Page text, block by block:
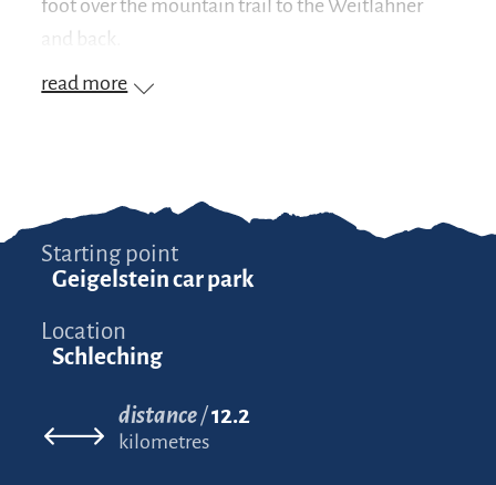
foot over the mountain trail to the Weitlahner
and back.
read more
Starting point
Geigelstein car park
Location
Schleching
distance 12.2
kilometres